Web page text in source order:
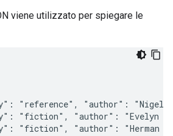
viene utilizzato per spiegare le
"reference", "author": "Nigel
"fiction", "author": "Evelyn
"fiction", "author": "Herman